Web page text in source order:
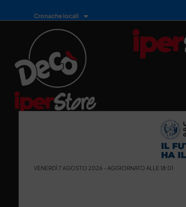
Cronache locali
VENERDÌ 7 AGOSTO 2026 - AGGIORNATO ALLE 18:01